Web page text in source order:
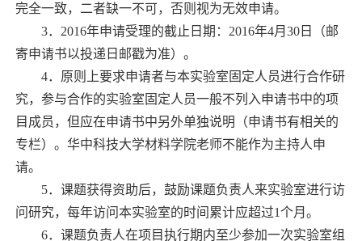
完全一致，二者缺一不可，否则视为无效申请。
3．2016年申请受理的截止日期： 2016年4月30 日（邮
寄申请书以投递日邮戳为准）。
4． 原则上要求申请者与本实验室固定人员进行合作研
究，参与合作的实验室固定人员一般不列入申请书中的项
目成员，但应在申请书中另外单独说明（申请书有相关的
专栏）。华中科技大学材料学院老师不能作为主持人申
请。
5．课题获得资助后，鼓励课题负责人来实验室进行访
问研究，每年访问本实验室的时间累计应超过1个月。
6．课题负责人在项目执行期内至少参加一次实验室组